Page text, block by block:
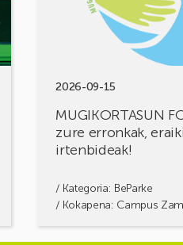
2026-09-15
MUGIKORTASUN
zure erronkak,
irtenbideak!
/ Kategoria: BeParke
/ Kokapena: Campus